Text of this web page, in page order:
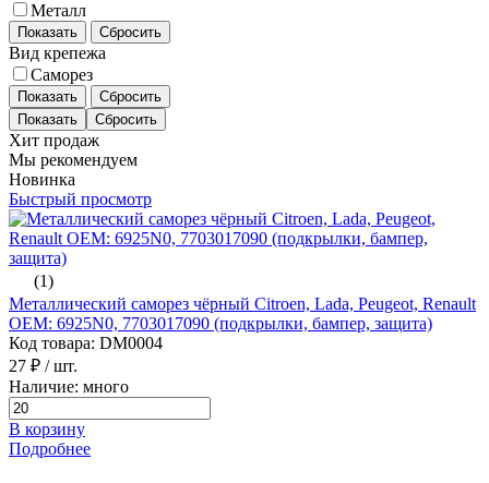
Металл
Показать Сбросить
Вид крепежа
Саморез
Показать Сбросить
Хит продаж
Мы рекомендуем
Новинка
Быстрый просмотр
(1)
Металлический саморез чёрный Citroen, Lada, Peugeot, Renault
ОЕМ: 6925N0, 7703017090 (подкрылки, бампер, защита)
Код товара: DM0004
27 ₽ / шт.
Наличие: много
В корзину
Подробнее